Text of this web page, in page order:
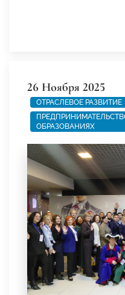
26 Ноября 2025
ОТРАСЛЕВОЕ РАЗВИТИЕ
ОБРАЗОВАНИЯХ